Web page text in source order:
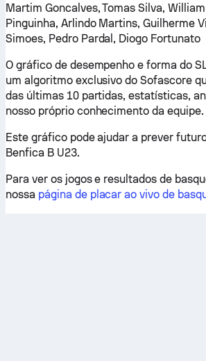
Martim Goncalves, Tomas Silva,
Pinguinha, Arlindo Martins, Guilherme
Simoes, Pedro Pardal, Diogo Fortunato
O gráfico de desempenho e forma do
um algoritmo exclusivo do Sofascore
das últimas 10 partidas, estatísticas,
nosso próprio conhecimento da equipe.
Este gráfico pode ajudar a prever
Benfica B U23.
Para ver os jogos e resultados de
nossa página de placar ao vivo de